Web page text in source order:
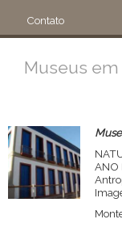
Contato
Museus em
ANO